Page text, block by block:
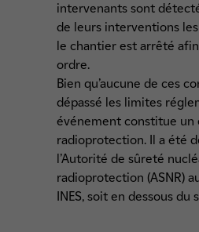
intervenants sont
de leurs interventions les
le chantier est arrêté
ordre.
Bien qu’aucune de ces
dépassé les limites
événement constitue un
radioprotection. Il a été
l’Autorité de sûreté
radioprotection (ASNR)
INES, soit en dessous du